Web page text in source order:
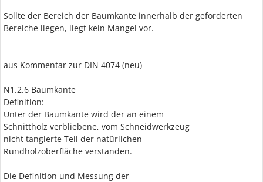
Sollte der Bereich der Baumkante innerhalb der geforderten
Bereiche liegen, liegt kein Mangel vor.
aus Kommentar zur DIN 4074 (neu)
N1.2.6 Baumkante
Definition:
Unter der Baumkante wird der an einem
Schnittholz verbliebene, vom Schneidwerkzeug
nicht tangierte Teil der natürlichen
Rundholzoberfläche verstanden.
Die Definition und Messung der